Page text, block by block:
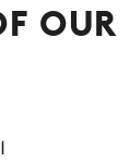
DE
OUR